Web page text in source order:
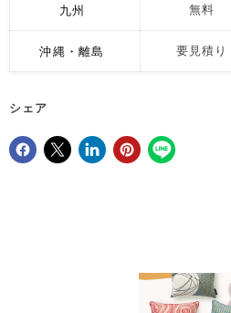
九州 無料
沖縄・離島 要見積り
シェア